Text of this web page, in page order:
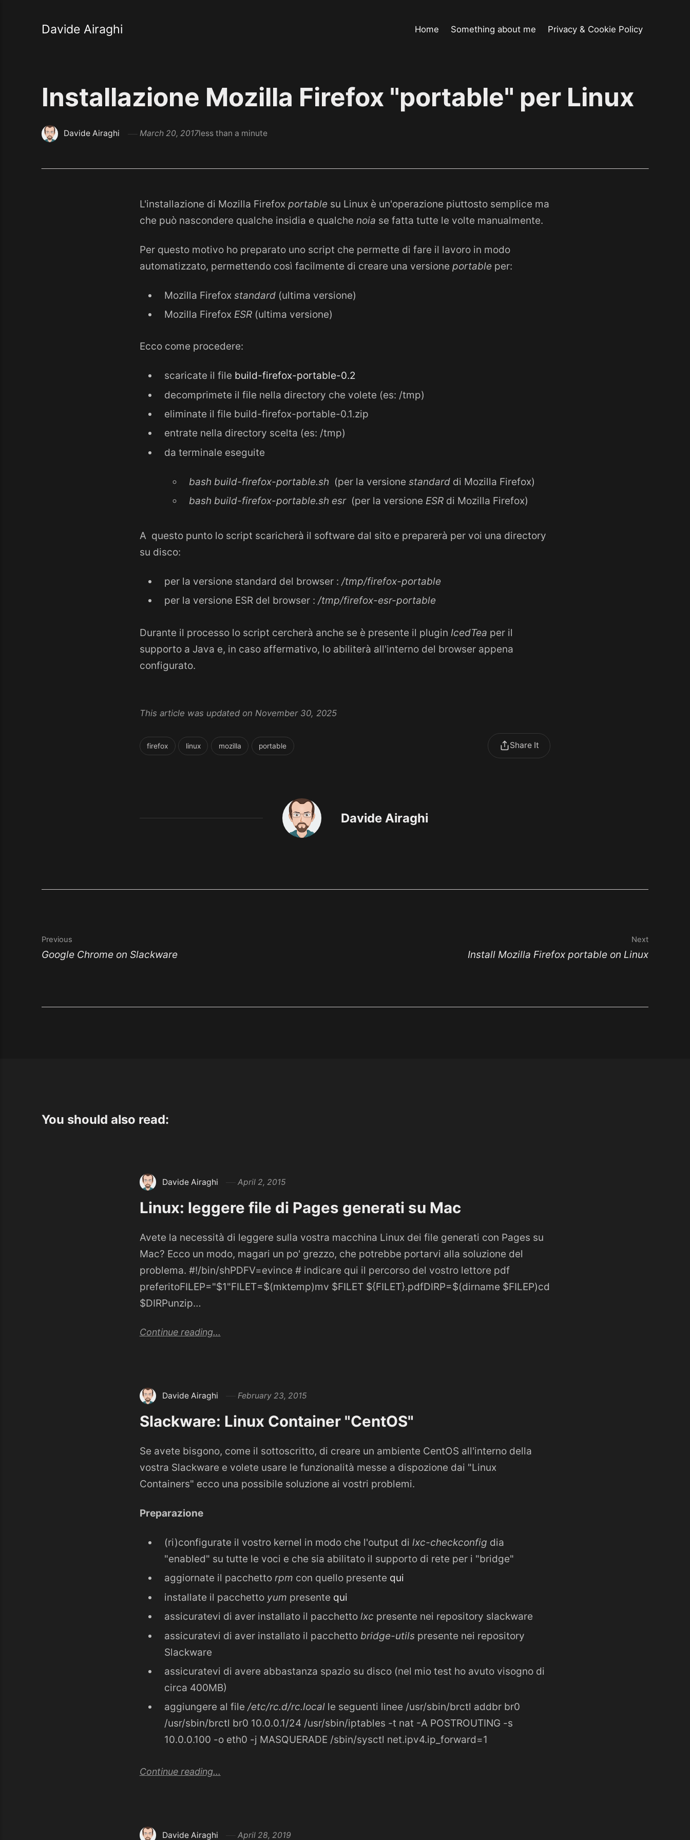
Davide Airaghi Home Something about me Privacy & Cookie Policy
Installazione Mozilla Firefox "portable" per Linux
Davide Airaghi March 20, 2017less than a minute
L'installazione di Mozilla Firefox portable su Linux è un'operazione piuttosto semplice ma
che può nascondere qualche insidia e qualche noia se fatta tutte le volte manualmente.
Per questo motivo ho preparato uno script che permette di fare il lavoro in modo
automatizzato, permettendo così facilmente di creare una versione portable per:
Mozilla Firefox standard (ultima versione)
Mozilla Firefox ESR(ultima versione)
Ecco come procedere:
scaricate il file build-firefox-portable-0.2
decomprimete il file nella directory che volete (es: /tmp)
eliminate il file build-firefox-portable-0.1.zip
entrate nella directory scelta (es: /tmp)
da terminale eseguite
bash build-firefox-portable.sh (per la versione standarddi Mozilla Firefox)
bash build-firefox-portable.sh esr(per la versione ESRdi Mozilla Firefox)
A questo punto lo script scaricherà il software dal sito e preparerà per voi una directory
su disco:
per la versione standard del browser : /tmp/firefox-portable
per la versione ESR del browser : /tmp/firefox-esr-portable
Durante il processo lo script cercherà anche se è presente il plugin IcedTea per il
supporto a Java e, in caso affermativo, lo abiliterà all'interno del browser appena
configurato.
This article was updated on November 30, 2025
firefox linux mozilla portable Share It
Davide Airaghi
Previous
Google Chrome on Slackware
Next
Install Mozilla Firefox portable on Linux
You should also read:
Davide Airaghi April 2, 2015
Linux: leggere file di Pages generati su Mac
Avete la necessità di leggere sulla vostra macchina Linux dei file generati con Pages su
Mac? Ecco un modo, magari un po' grezzo, che potrebbe portarvi alla soluzione del
problema. #!/bin/shPDFV=evince # indicare qui il percorso del vostro lettore pdf
preferitoFILEP="$1"FILET=$(mktemp)mv $FILET ${FILET}.pdfDIRP=$(dirname $FILEP)cd
$DIRPunzip…
Continue reading...
Davide Airaghi February 23, 2015
Slackware: Linux Container "CentOS"
Se avete bisgono, come il sottoscritto, di creare un ambiente CentOS all'interno della
vostra Slackware e volete usare le funzionalità messe a dispozione dai "Linux
Containers" ecco una possibile soluzione ai vostri problemi.
Preparazione
(ri)configurate il vostro kernel in modo che l'output di lxc-checkconfig dia
"enabled" su tutte le voci e che sia abilitato il supporto di rete per i "bridge"
aggiornate il pacchetto rpm con quello presente qui
installate il pacchetto yum presente qui
assicuratevi di aver installato il pacchetto lxc presente nei repository slackware
assicuratevi di aver installato il pacchetto bridge-utils presente nei repository
Slackware
assicuratevi di avere abbastanza spazio su disco (nel mio test ho avuto visogno di
circa 400MB)
aggiungere al file /etc/rc.d/rc.localle seguenti linee /usr/sbin/brctl addbr br0
/usr/sbin/brctl br0 10.0.0.1/24 /usr/sbin/iptables -t nat -A POSTROUTING -s
10.0.0.100 -o eth0 -j MASQUERADE /sbin/sysctl net.ipv4.ip_forward=1
Continue reading...
Davide Airaghi April 28, 2019